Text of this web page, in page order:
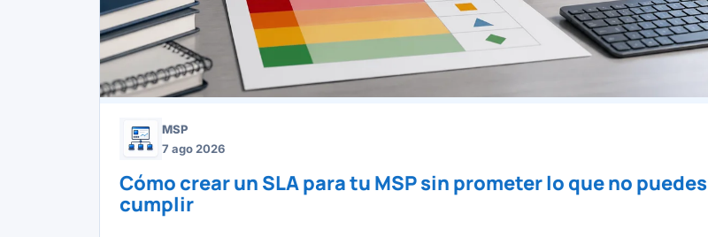
MSP
7 ago 2026
Cómo crear un SLA para tu MSP sin prometer lo que no puedes
cumplir